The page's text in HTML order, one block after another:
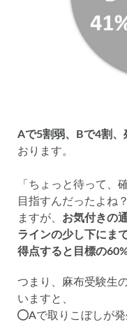
Aで5割弱、Bで4割
おります。
「ちょっと待って、
目指すんだったよね
ますが、 お気付きの
ラインの少し下にま
得点すると目標の
つまり、麻布受験生
いますと、
Aで取りこぼしが